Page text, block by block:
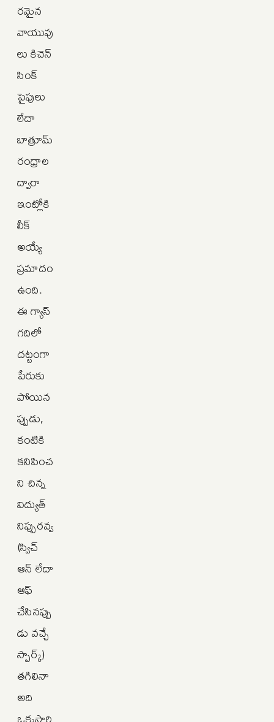
రమైన
వాయువు
లు కిచెన్
సింక్
పైపులు
లేదా
బాత్రూమ్
రంధ్రాల
ద్వారా
ఇంట్లోకి
లీక్
అయ్యే
ప్రమాదం
ఉంది.
ఈ గ్యాస్
గదిలో
దట్టంగా
పేరుకు
పోయిన
ప్పుడు,
కంటికి
కనిపించ
ని చిన్న
విద్యుత్
నిప్పురవ్వ
(స్విచ్
ఆన్ లేదా
ఆఫ్
చేసినప్పు
డు వచ్చే
స్పార్క్)
తగిలినా
అది